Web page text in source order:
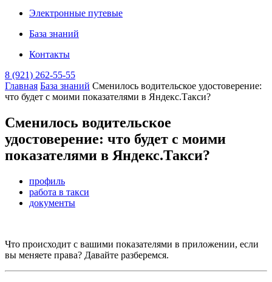
Электронные путевые
База знаний
Контакты
8 (921) 262-55-55
Главная База знаний Сменилось водительское удостоверение:
что будет с моими показателями в Яндекс.Такси?
Сменилось водительское
удостоверение: что будет с моими
показателями в Яндекс.Такси?
профиль
работа в такси
документы
Что происходит с вашими показателями в приложении, если
вы меняете права? Давайте разберемся.